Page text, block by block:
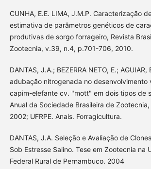
CUNHA, E.E. LIMA, J.M.P. Caracterização
estimativa de parâmetros genéticos de
produtivas de sorgo forrageiro, Revista
Zootecnia, v.39, n.4, p.701-706, 2010.
DANTAS, J.A.; BEZERRA NETO, E.; AGUIAR,
adubação nitrogenada no desenvolvimento
capim-elefante cv. "mott" em dois tipos de
Anual da Sociedade Brasileira de Zootecnia,
2002; UFRPE. Anais. Forragicultura.
DANTAS, J.A. Seleção e Avaliação de
Sob Estresse Salino. Tese em Zootecnia na
Federal Rural de Pernambuco. 2004